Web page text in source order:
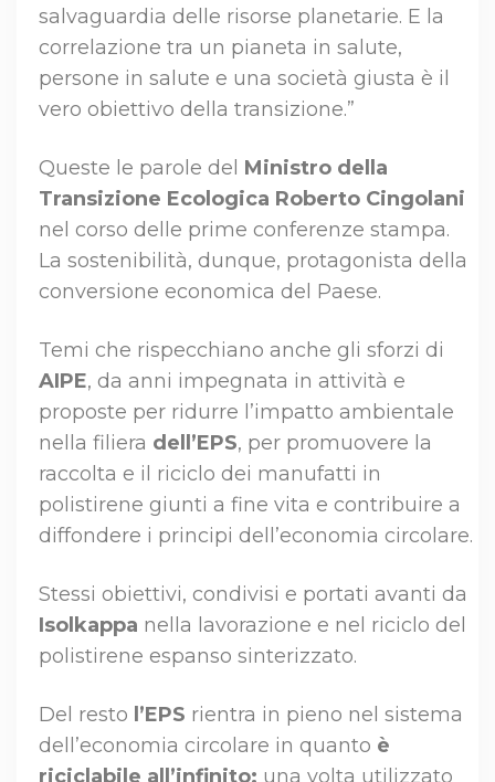
salvaguardia delle risorse planetarie. E la
correlazione tra un pianeta in salute,
persone in salute e una società giusta è il
vero obiettivo della transizione.”
Queste le parole del Ministro della
Transizione Ecologica Roberto Cingolani
nel corso delle prime conferenze stampa.
La sostenibilità, dunque, protagonista della
conversione economica del Paese.
Temi che rispecchiano anche gli sforzi di
AIPE, da anni impegnata in attività e
proposte per ridurre l’impatto ambientale
nella filiera dell’EPS, per promuovere la
raccolta e il riciclo dei manufatti in
polistirene giunti a fine vita e contribuire a
diffondere i principi dell’economia circolare.
Stessi obiettivi, condivisi e portati avanti da
Isolkappa nella lavorazione e nel riciclo del
polistirene espanso sinterizzato.
Del resto l’EPS rientra in pieno nel sistema
dell’economia circolare in quanto è
riciclabile all’infinito: una volta utilizzato